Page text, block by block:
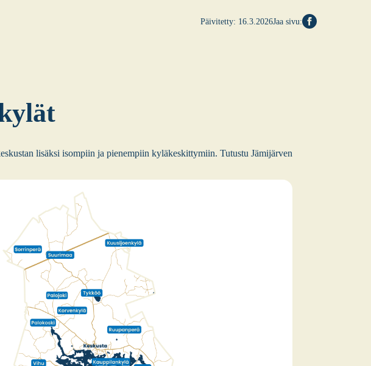
Päivitetty: 16.3.2026Jaa sivu:
lisäk­si isom­piin ja pie­nem­piin kylä­kes­kit­ty­miin. Tutus­tu Jämi­jär­ven